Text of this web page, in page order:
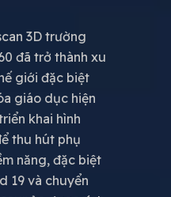
3D trường
đã trở thành xu
giới đặc biệt
giáo dục hiện
khai hình
thu hút phụ
năng, đặc biệt
19 và chuyển